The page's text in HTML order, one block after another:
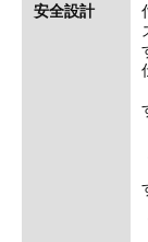
安全設計